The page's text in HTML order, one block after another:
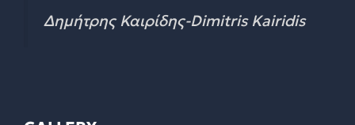
Δημήτρης Καιρίδης-Dimitris Kairidis